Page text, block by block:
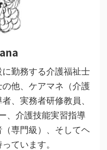
勤務する介護福祉士
他、ケアマネ（介護
、実務者研修教員、
、介護技能実習指導
専門級）、そしてヘ
ています。